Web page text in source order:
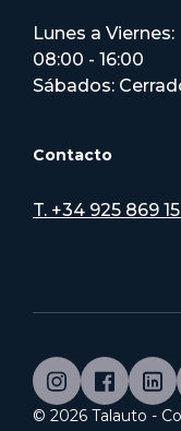
Lunes a Viernes:
08:00 - 16:00
Sábados:
Contacto
T. +34 925 869
© 2026 Talauto -